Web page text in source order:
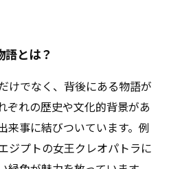
語とは？
けでなく、背後にある物語が
ぞれの歴史や文化的背景があ
来事に結びついています。例
ジプトの女王クレオパトラに